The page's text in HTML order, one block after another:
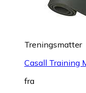
Treningsmatter
Casall Training
fra